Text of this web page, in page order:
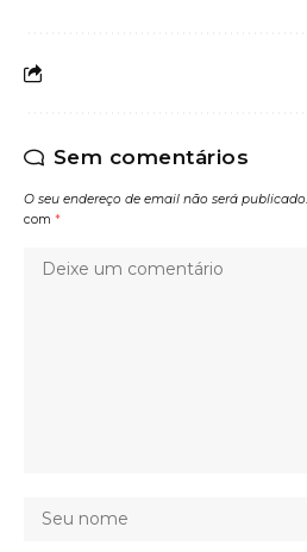
Sem comentários
O seu endereço de email não será publicado.
com *